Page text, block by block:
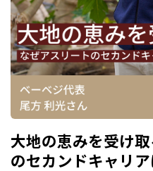
大地の恵みを受け
のセカンドキャリ